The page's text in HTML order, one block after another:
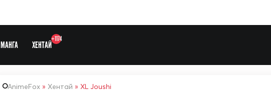
МАНГА ХЕНТАЙ
+1174
AnimeFox » Хентай » XL Joushi